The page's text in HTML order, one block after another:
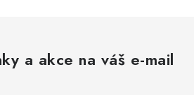
a akce na váš e-mail